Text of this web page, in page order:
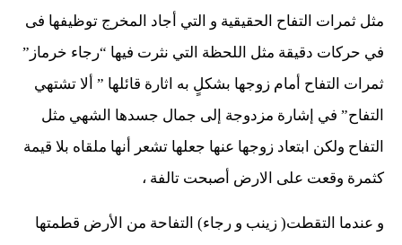
مثل ثمرات التفاح الحقيقية و التي أجاد المخرج توظيفها فى
في حركات دقيقة مثل اللحظة التي نثرت فيها “رجاء خرماز”
ثمرات التفاح أمام زوجها بشكلٍ به اثارة قائلها ” ألا تشتهي
التفاح” في إشارة مزدوجة إلى جمال جسدها الشهي مثل
التفاح ولكن ابتعاد زوجها عنها جعلها تشعر أنها ملقاه بلا قيمة
كثمرة وقعت على الارض أصبحت تالفة ،
و عندما التقطت( زينب و رجاء) التفاحة من الأرض قطمتها